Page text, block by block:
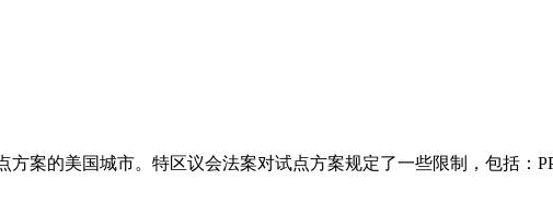
的美国城市。特区议会法案对试点方案规定了一些限制，包括：